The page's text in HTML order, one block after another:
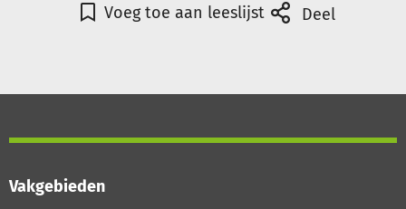
Voeg toe aan leeslijst Deel
Vakgebieden